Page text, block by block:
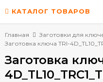
КАТАЛОГ ТОВАРОВ
Главная Заготовки для
Заготовка ключа TRI-
Заготовка